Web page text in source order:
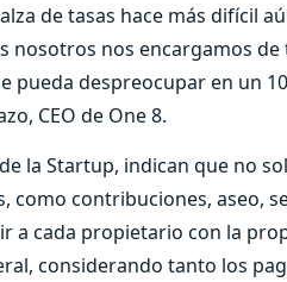
de tasas hace más difícil
nosotros nos encargamos
pueda despreocupar en un
CEO de One 8.
la Startup, indican que no
como contribuciones, aseo,
a cada propietario con la
considerando tanto los